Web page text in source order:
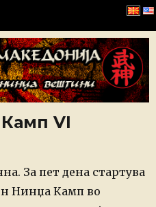
VI
За пет дена стартува
Нинџа Камп во